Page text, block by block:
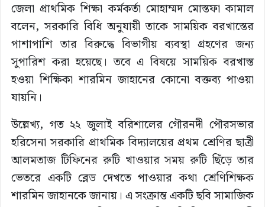
জেলা প্রাথমিক শিক্ষা কর্মকর্তা মোহাম্মদ মোস্তফা কামাল
বলেন, সরকারি বিধি অনুযায়ী তাকে সাময়িক বরখাস্তের
পাশাপাশি তার বিরুদ্ধে বিভাগীয় ব্যবস্থা গ্রহণের জন্য
সুপারিশ করা হয়েছে। তবে এ বিষয়ে সাময়িক বরখাস্ত
হওয়া শিক্ষিকা শারমিন জাহানের কোনো বক্তব্য পাওয়া
যায়নি।
উল্লেখ্য, গত ২২ জুলাই বরিশালের গৌরনদী পৌরসভার
হরিসেনা সরকারি প্রাথমিক বিদ্যালয়ের প্রথম শ্রেণির ছাত্রী
আলমতাজ টিফিনের রুটি খাওয়ার সময় রুটি ছিঁড়ে তার
ভেতরে একটি ব্লেড দেখতে পাওয়ার কথা শ্রেণিশিক্ষক
শারমিন জাহানকে জানায়। এ সংক্রান্ত একটি ছবি সামাজিক